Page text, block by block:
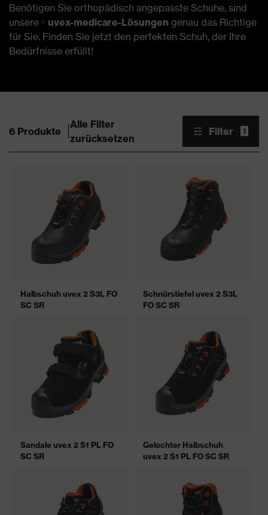
Benötigen Sie orthopädisch angepasste Schuhe, sind
unsere
uvex-medicare-Lösungen genau das Richtige
für Sie. Finden Sie jetzt den perfekten Schuh, der Ihre
Bedürfnisse erfüllt!
6 Produkte
Alle Filter
zurücksetzen
Filter 1
Halbschuh uvex 2 S3L FO
SC SR
Schnürstiefel uvex 2 S3L
FO SC SR
Sandale uvex 2 S1 PL FO
SC SR
Gelochter Halbschuh
uvex 2 S1 PL FO SC SR